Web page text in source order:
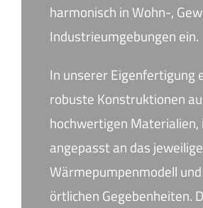
harmonisch in Wohn-,
Industrieumgebungen ein.
In unserer Eigenfertigung
robuste Konstruktionen
hochwertigen Materialien,
angepasst an das jeweilige
Wärmepumpenmodell
örtlichen Gegebenheiten.